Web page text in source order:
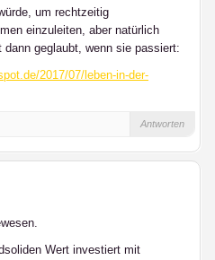
um rechtzeitig
einzuleiten, aber natürlich
dann geglaubt, wenn sie passiert:
2017/07/leben-in-der-
Antworten
Wert investiert mit